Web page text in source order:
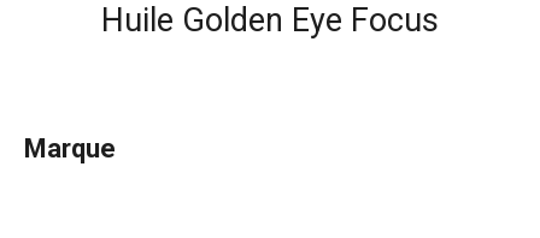
Huile Golden Eye Focus
Marque